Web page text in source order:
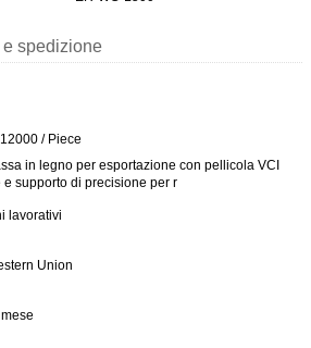
spedizione
/ Piece
in legno per esportazione con pellicola VCI
supporto di precisione per r
lavorativi
Union